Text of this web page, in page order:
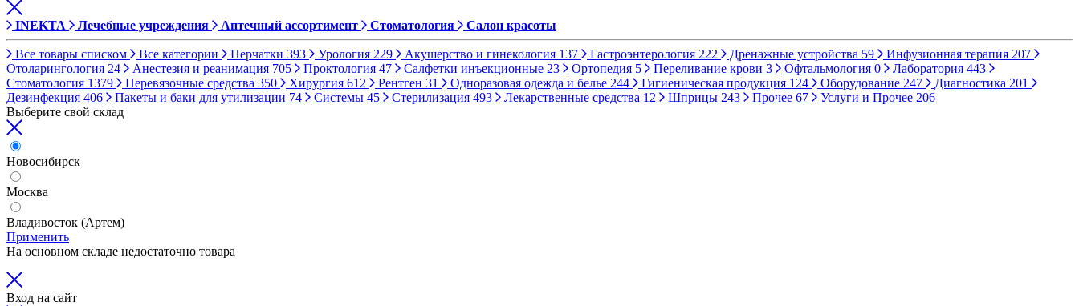
INEKTA Лечебные учреждения Аптечный ассортимент Стоматология Салон красоты
Все товары списком Все категории Перчатки 393 Урология 229 Акушерство и гинекология 137 Гастроэнтерология 222 Дренажные устройства 59 Инфузионная терапия 207
Отоларингология 24 Анестезия и реанимация 705 Проктология 47 Салфетки инъекционные 23 Ортопедия 5 Переливание крови 3 Офтальмология 0 Лаборатория 443
Стоматология 1379 Перевязочные средства 350 Хирургия 612 Рентген 31 Одноразовая одежда и белье 244 Гигиеническая продукция 124 Оборудование 247 Диагностика 201
Дезинфекция 406 Пакеты и баки для утилизации 74 Системы 45 Стерилизация 493 Лекарственные средства 12 Шприцы 243 Прочее 67 Услуги и Прочее 206
Выберите свой склад
Новосибирск
Москва
Владивосток (Артем)
Применить
На основном складе недостаточно товара
Вход на сайт